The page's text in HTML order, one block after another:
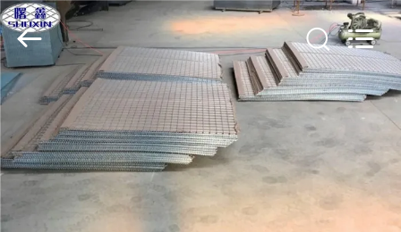
HEIM
PRODUKTE
ÜBER
Wire
Mesh
Co.,
Ltd..
All
Rights
Reserved.